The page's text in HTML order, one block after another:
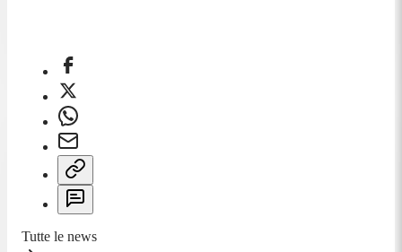
Tutte le news